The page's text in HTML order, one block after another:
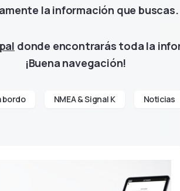
la información que buscas.
donde encontrarás toda la
¡Buena navegación!
bordo NMEA & Signal K Noticias